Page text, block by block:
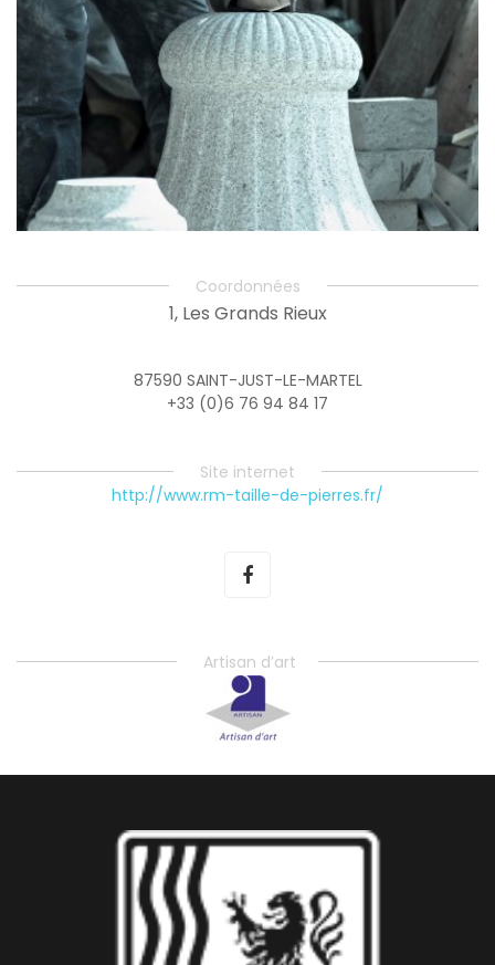
Coordonnées
1, Les Grands Rieux
87590 SAINT-JUST-LE-MARTEL
+33 (0)6 76 94 84 17
Site internet
http://www.rm-taille-de-pierres.fr/
Artisan d’art